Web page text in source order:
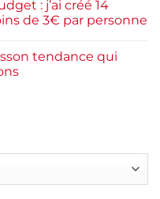
: j’ai créé 14
de 3€ par personne
tendance qui